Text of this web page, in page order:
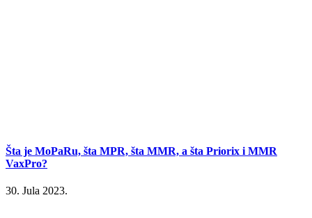
Šta je MoPaRu, šta MPR, šta MMR, a šta Priorix i MMR
VaxPro?
30. Jula 2023.